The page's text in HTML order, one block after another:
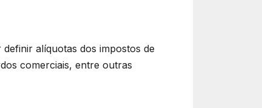
alíquotas dos impostos de
comerciais, entre outras